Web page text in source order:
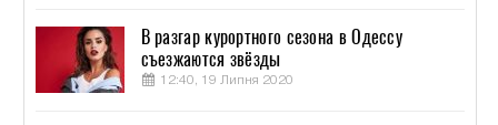
В разгар курортного сезона в Одессу
съезжаются звёзды
12:40, 19 Липня 2020